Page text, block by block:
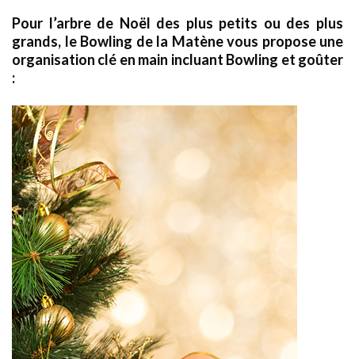
Pour l’arbre de Noël des plus petits ou des plus
grands, le Bowling de la Matène vous propose une
organisation clé en main incluant Bowling et goûter
: